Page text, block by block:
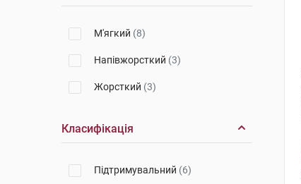
М'ягкий (8)
Напівжорсткий (3)
Жорсткий (3)
Класифікація
Підтримувальний (6)